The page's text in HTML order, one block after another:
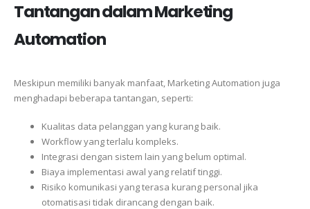
Tantangan dalam Marketing
Automation
Meskipun memiliki banyak manfaat, Marketing Automation juga
menghadapi beberapa tantangan, seperti:
Kualitas data pelanggan yang kurang baik.
Workflow yang terlalu kompleks.
Integrasi dengan sistem lain yang belum optimal.
Biaya implementasi awal yang relatif tinggi.
Risiko komunikasi yang terasa kurang personal jika
otomatisasi tidak dirancang dengan baik.